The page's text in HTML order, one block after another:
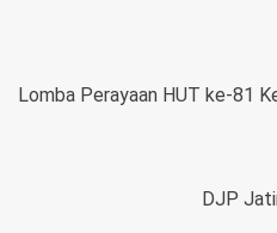
Lomba Perayaan HUT ke-81
DJP